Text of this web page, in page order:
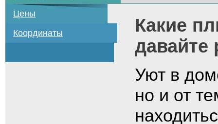
Цены
Координаты
Какие
давайте
Уют в
но и от